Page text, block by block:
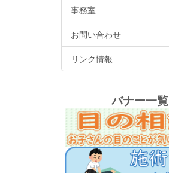
事務室
お問い合わせ
リンク情報
バナー一覧